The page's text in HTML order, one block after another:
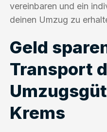
vereinbaren und ein
deinen Umzug zu
Geld
Transport
Krems